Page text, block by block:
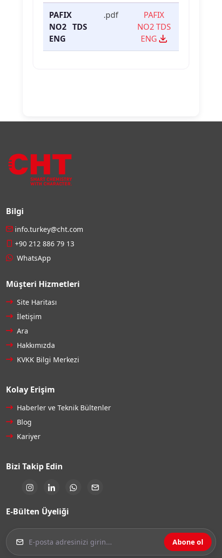
PAFIX
NO2 TDS
ENG
.pdf
PAFIX
NO2 TDS
ENG
Bilgi
info.turkey@cht.com
+90 212 886 79 13
WhatsApp
Müşteri Hizmetleri
Site Haritası
İletişim
Ara
Hakkımızda
KVKK Bilgi Merkezi
Kolay Erişim
Haberler ve Teknik Bültenler
Blog
Kariyer
Bizi Takip Edin
E-Bülten Üyeliği
Abone ol